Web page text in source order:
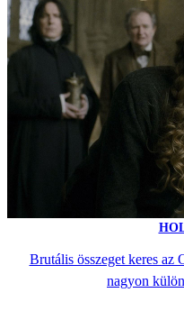
Brutális összeget keres az
nagyon